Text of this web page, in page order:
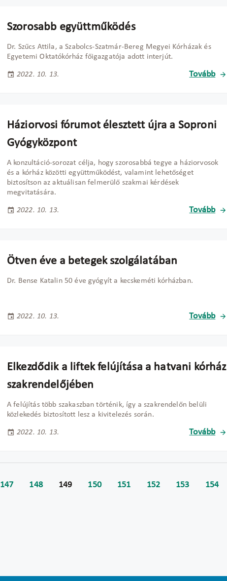
Szorosabb együttműködés
Dr. Szűcs Attila, a Szabolcs-Szatmár-Bereg Megyei Kórházak és
Egyetemi Oktatókórház főigazgatója adott interjút.
2022. 10. 13. Tovább
Háziorvosi fórumot élesztett újra a Soproni
Gyógyközpont
A konzultáció-sorozat célja, hogy szorosabbá tegye a háziorvosok
és a kórház közötti együttműködést, valamint lehetőséget
biztosítson az aktuálisan felmerülő szakmai kérdések
megvitatására.
2022. 10. 13. Tovább
Ötven éve a betegek szolgálatában
Dr. Bense Katalin 50 éve gyógyít a kecskeméti kórházban.
2022. 10. 13. Tovább
Elkezdődik a liftek felújítása a hatvani kórház
szakrendelőjében
A felújítás több szakaszban történik, így a szakrendelőn belüli
közlekedés biztosított lesz a kivitelezés során.
2022. 10. 13. Tovább
147 148 149 150 151 152 153 154